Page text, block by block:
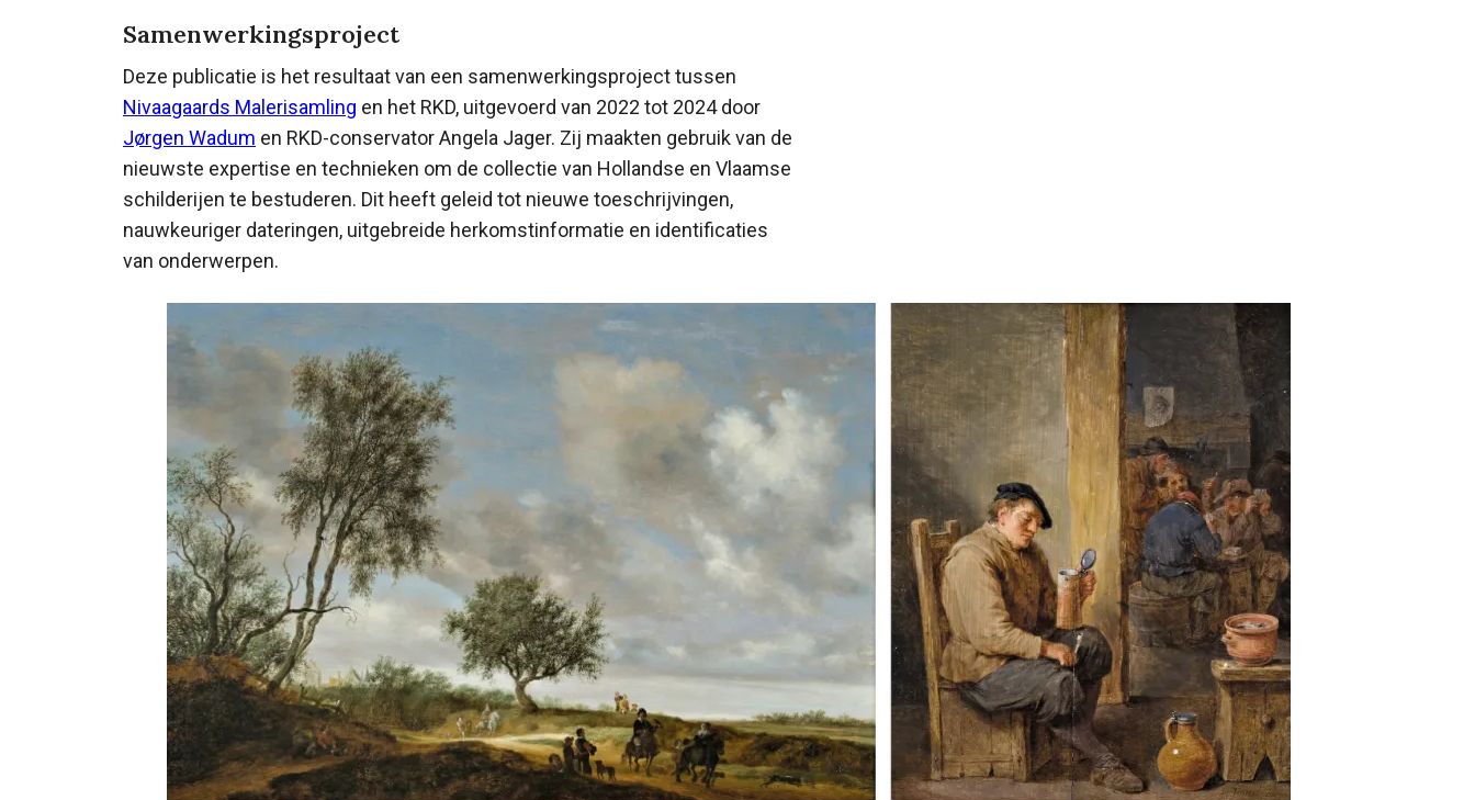
Samenwerkingsproject
Deze publicatie is het resultaat van een samenwerkingsproject tussen
Nivaagaards Malerisamling en het RKD, uitgevoerd van 2022 tot 2024 door
Jørgen Wadum en RKD-conservator Angela Jager. Zij maakten gebruik van de
nieuwste expertise en technieken om de collectie van Hollandse en Vlaamse
schilderijen te bestuderen. Dit heeft geleid tot nieuwe toeschrijvingen,
nauwkeuriger dateringen, uitgebreide herkomstinformatie en identificaties
van onderwerpen.